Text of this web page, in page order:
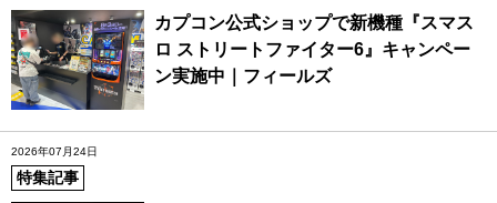
カプコン公式ショップで新機種『スマス
ロ ストリートファイター6』キャンペー
ン実施中｜フィールズ
2026年07月24日
特集記事